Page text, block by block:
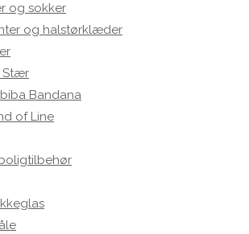
og sokker
og halstørklæder
Stær
Bandana
of Line